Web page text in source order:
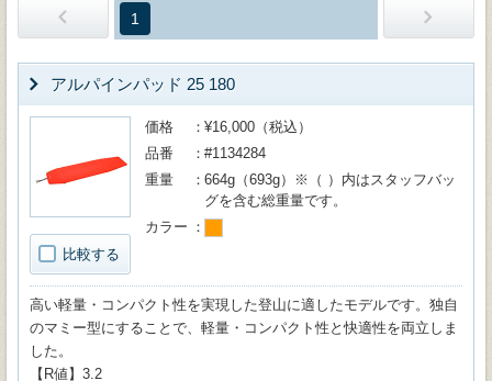
1
アルパインパッド 25 180
比較する
価格
¥16,000（税込）
品番
#1134284
重量
664g（693g）※（ ）内はスタッフバッ
グを含む総重量です。
カラー
高い軽量・コンパクト性を実現した登山に適したモデルです。独自
のマミー型にすることで、軽量・コンパクト性と快適性を両立しま
した。
【R値】3.2